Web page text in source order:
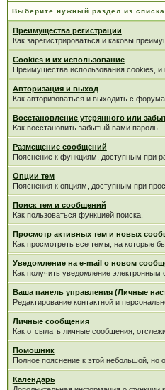
Выберите нужный раздел из списка
Преимущества регистрации
Как зарегистрироваться и каковы
Cookies и их использование
Преимущества использования cookies, и
Авторизация и выход
Как авторизоваться и выходить с
Восстановление утерянного или
Как восстановить забытый вами пароль.
Размещение сообщений
Пояснение к функциям, доступным при
Опции тем
Пояснения к опциям, доступным при
Поиск тем и сообщений
Как пользоваться функцией поиска.
Просмотр активных тем и новых
Как просмотреть все темы, на которые
Уведомление на е-mail о новом
Как получить уведомление
Ваша панель управления (Личные
Редактирование контактной и
Личные сообщения
Как отсылать личные сообщения,
Помошник
Полное пояснение к этой небольшой, но
Календарь